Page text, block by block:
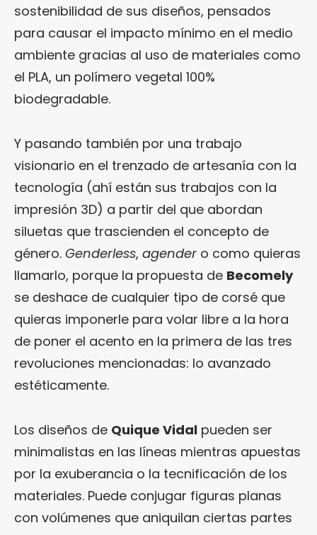
sostenibilidad de sus diseños, pensados
para causar el impacto mínimo en el medio
ambiente gracias al uso de materiales como
el PLA, un polímero vegetal 100%
biodegradable.
Y pasando también por una trabajo
visionario en el trenzado de artesanía con la
tecnología (ahí están sus trabajos con la
impresión 3D) a partir del que abordan
siluetas que trascienden el concepto de
género. Genderless, agender o como quieras
llamarlo, porque la propuesta de Becomely
se deshace de cualquier tipo de corsé que
quieras imponerle para volar libre a la hora
de poner el acento en la primera de las tres
revoluciones mencionadas: lo avanzado
estéticamente.
Los diseños de Quique Vidal pueden ser
minimalistas en las líneas mientras apuestas
por la exuberancia o la tecnificación de los
materiales. Puede conjugar figuras planas
con volúmenes que aniquilan ciertas partes